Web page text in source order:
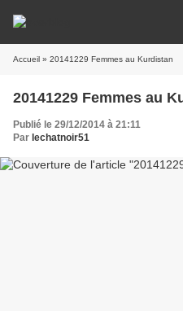
Accueil » 20141229 Femmes au Kurdistan
20141229 Femmes au
Publié le 29/12/2014 à 21:11
Par lechatnoir51